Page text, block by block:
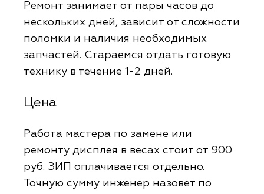
Ремонт занимает от пары часов до
нескольких дней, зависит от сложности
поломки и наличия необходимых
запчастей. Стараемся отдать готовую
технику в течение 1-2 дней.
Цена
Работа мастера по замене или
ремонту дисплея в весах стоит от 900
руб. ЗИП оплачивается отдельно.
Точную сумму инженер назовет по